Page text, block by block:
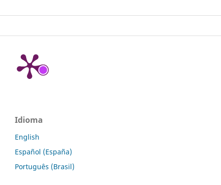
Idioma
English
Español (España)
Português (Brasil)